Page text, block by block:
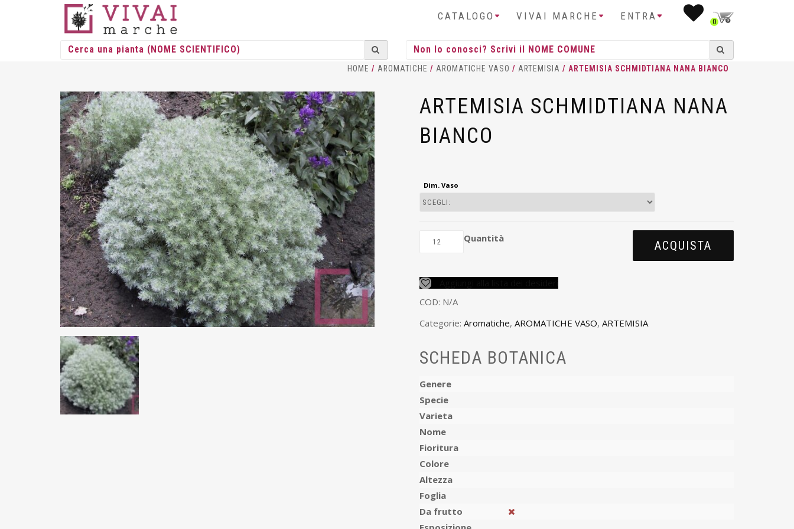
CATALOGO VIVAI MARCHE ENTRA 0
HOME / AROMATICHE / AROMATICHE VASO / ARTEMISIA / ARTEMISIA SCHMIDTIANA NANA BIANCO
ARTEMISIA SCHMIDTIANA NANA
BIANCO
Dim. Vaso
Quantità
ACQUISTA
COD: N/A
Categorie: Aromatiche, AROMATICHE VASO, ARTEMISIA
SCHEDA BOTANICA
Genere
Specie
Varieta
Nome
Fioritura
Colore
Altezza
Foglia
Da frutto